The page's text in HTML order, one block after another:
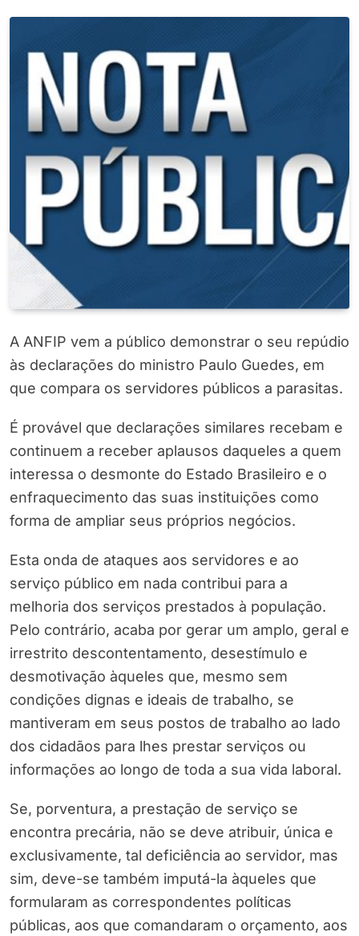
A ANFIP vem a público demonstrar o seu repúdio
às declarações do ministro Paulo Guedes, em
que compara os servidores públicos a parasitas.
É provável que declarações similares recebam e
continuem a receber aplausos daqueles a quem
interessa o desmonte do Estado Brasileiro e o
enfraquecimento das suas instituições como
forma de ampliar seus próprios negócios.
Esta onda de ataques aos servidores e ao
serviço público em nada contribui para a
melhoria dos serviços prestados à população.
Pelo contrário, acaba por gerar um amplo, geral e
irrestrito descontentamento, desestímulo e
desmotivação àqueles que, mesmo sem
condições dignas e ideais de trabalho, se
mantiveram em seus postos de trabalho ao lado
dos cidadãos para lhes prestar serviços ou
informações ao longo de toda a sua vida laboral.
Se, porventura, a prestação de serviço se
encontra precária, não se deve atribuir, única e
exclusivamente, tal deficiência ao servidor, mas
sim, deve-se também imputá-la àqueles que
formularam as correspondentes políticas
públicas, aos que comandaram o orçamento, aos